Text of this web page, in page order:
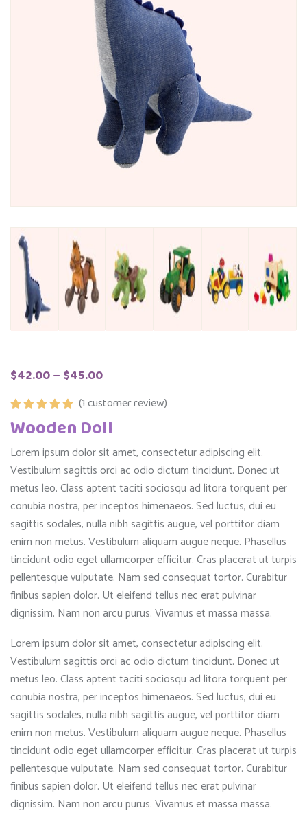
$42.00– $45.00Price
$42.00
through
$45.00
out of 5
(1 customer review)
Wooden Doll
Lorem ipsum dolor sit amet, consectetur adipiscing elit.
Vestibulum sagittis orci ac odio dictum tincidunt. Donec ut
metus leo. Class aptent taciti sociosqu ad litora torquent per
conubia nostra, per inceptos himenaeos. Sed luctus, dui eu
sagittis sodales, nulla nibh sagittis augue, vel porttitor diam
enim non metus. Vestibulum aliquam augue neque. Phasellus
tincidunt odio eget ullamcorper efficitur. Cras placerat ut turpis
pellentesque vulputate. Nam sed consequat tortor. Curabitur
finibus sapien dolor. Ut eleifend tellus nec erat pulvinar
dignissim. Nam non arcu purus. Vivamus et massa massa.
Lorem ipsum dolor sit amet, consectetur adipiscing elit.
Vestibulum sagittis orci ac odio dictum tincidunt. Donec ut
metus leo. Class aptent taciti sociosqu ad litora torquent per
conubia nostra, per inceptos himenaeos. Sed luctus, dui eu
sagittis sodales, nulla nibh sagittis augue, vel porttitor diam
enim non metus. Vestibulum aliquam augue neque. Phasellus
tincidunt odio eget ullamcorper efficitur. Cras placerat ut turpis
pellentesque vulputate. Nam sed consequat tortor. Curabitur
finibus sapien dolor. Ut eleifend tellus nec erat pulvinar
dignissim. Nam non arcu purus. Vivamus et massa massa.